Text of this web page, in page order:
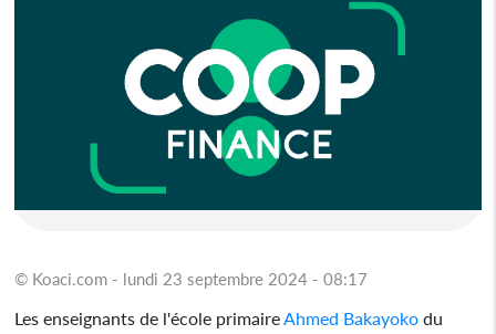
© Koaci.com - lundi 23 septembre 2024 - 08:17
Les enseignants de l'école primaire Ahmed Bakayoko du